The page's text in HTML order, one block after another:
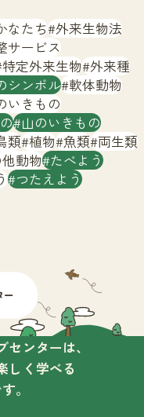
ターとは
なたち 外来生物法
サービス
特定外来生物 外来種
シンボル 軟体動物
いきもの
山のいきもの
類 植物 魚類 両生類
動物 たべよう
つたえよう
ンターは、
しく学べる
。